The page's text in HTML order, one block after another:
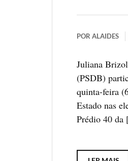
POR ALAIDES
Juliana
(PSDB)
quinta-feira
Estado nas
Prédio 40